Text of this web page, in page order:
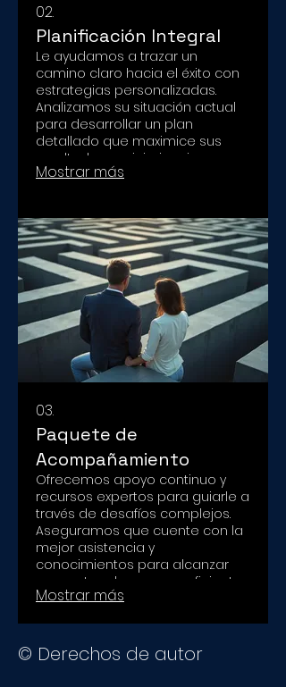
02.
Planificación Integral
Le ayudamos a trazar un
camino claro hacia el éxito con
estrategias personalizadas.
Analizamos su situación actual
para desarrollar un plan
detallado que maximice sus
resultados y minimice riesgos.
Mostrar más
03.
Paquete de
Acompañamiento
Ofrecemos apoyo continuo y
recursos expertos para guiarle a
través de desafíos complejos.
Aseguramos que cuente con la
mejor asistencia y
conocimientos para alcanzar
sus metas de manera eficiente.
Mostrar más
© Derechos de autor